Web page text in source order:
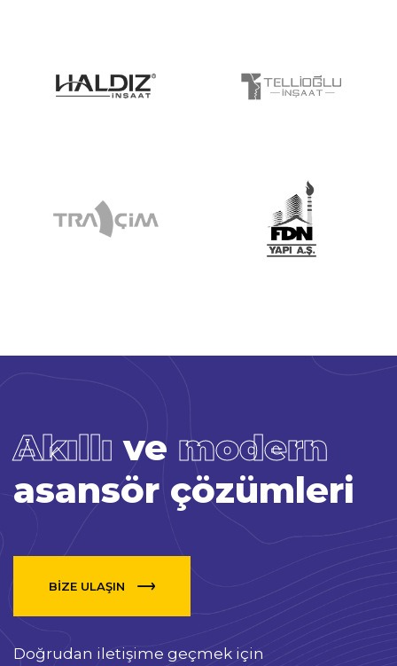
Akıllı ve modern
asansör çözümleri
BİZE ULAŞIN
Doğrudan iletişime geçmek için